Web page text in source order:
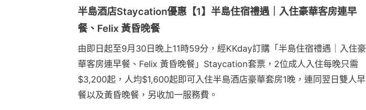
半島酒店Staycation優惠【1】半島住宿禮遇｜入住豪華客房連早
餐、Felix 黃昏晚餐
由即日起至9月30日晚上11時59分，經KKday訂購「半島住宿禮遇｜入住豪
華客房連早餐、Felix 黃昏晚餐」Staycation套票，2位成人入住每晚只需
$3,200起，人均$1,600起即可入住半島酒店豪華套房1晚，連同翌日雙人早
餐以及黃昏晚餐，另收加一服務費。